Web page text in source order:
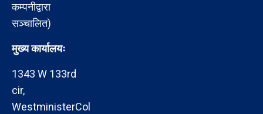
कम्पनीद्वारा
सञ्चालित)
मुख्य कार्यालयः
1343 W 133rd
cir,
WestministerCol